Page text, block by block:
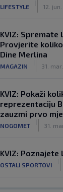
LIFESTYLE 12. jun.
KVIZ: Spremate
Provjerite
Dine Merlina
MAGAZIN 31. mar.
KVIZ: Pokaži
reprezentaciju
zauzmi prvo
NOGOMET 31.
KVIZ:
OSTALI SPORTOVI